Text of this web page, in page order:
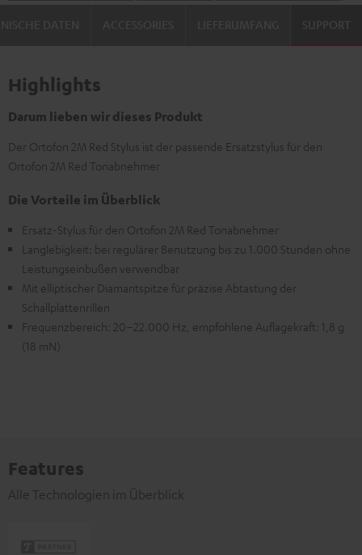
SUPPORT
Highlights
Darum lieben wir dieses Produkt
Der Ortofon 2M Red Stylus ist der passende Ersatzstylus für den
Ortofon 2M Red Tonabnehmer
Die Vorteile im Überblick
Ersatz-Stylus für den Ortofon 2M Red Tonabnehmer
Langlebigkeit: bei regulärer Benutzung bis zu 1.000 Stunden ohne
Leistungseinbußen verwendbar
Mit elliptischer Diamantspitze für präzise Abtastung der
Schallplattenrillen
Frequenzbereich: 20–22.000 Hz, empfohlene Auflagekraft: 1,8 g
(18 mN)
Features
Alle Technologien im Überblick